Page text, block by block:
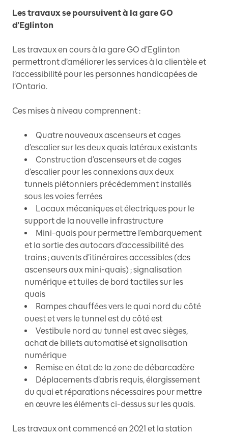
Les travaux se poursuivent à la gare GO
d’Eglinton
Les travaux en cours à la gare GO d’Eglinton
permettront d’améliorer les services à la clientèle et
l’accessibilité pour les personnes handicapées de
l’Ontario.
Ces mises à niveau comprennent :
Quatre nouveaux ascenseurs et cages
d’escalier sur les deux quais latéraux existants
Construction d’ascenseurs et de cages
d’escalier pour les connexions aux deux
tunnels piétonniers précédemment installés
sous les voies ferrées
Locaux mécaniques et électriques pour le
support de la nouvelle infrastructure
Mini-quais pour permettre l’embarquement
et la sortie des autocars d’accessibilité des
trains ; auvents d’itinéraires accessibles (des
ascenseurs aux mini-quais) ; signalisation
numérique et tuiles de bord tactiles sur les
quais
Rampes chauffées vers le quai nord du côté
ouest et vers le tunnel est du côté est
Vestibule nord au tunnel est avec sièges,
achat de billets automatisé et signalisation
numérique
Remise en état de la zone de débarcadère
Déplacements d’abris requis, élargissement
du quai et réparations nécessaires pour mettre
en œuvre les éléments ci-dessus sur les quais.
Les travaux ont commencé en 2021 et la station